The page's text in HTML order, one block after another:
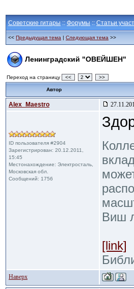
Советские гитары :: Форумы :: Статьи
<< Предыдущая тема | Следующая тема >>
Ленинградский "ОВЕЙШЕН"
Переход на страницу << >>
Автор
Alex_Maestro
ID пользователя #2904
Зарегистрирован: 20.12.2011,
15:45
Местонахождение: Электросталь,
Московская обл.
Сообщений: 1756
Виш
[link]
Наверх